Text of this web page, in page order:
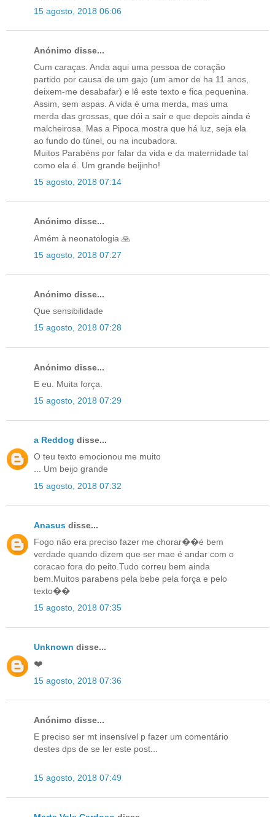
15 agosto, 2018 06:06
Anónimo disse...
Cum caraças. Anda aqui uma pessoa de coração
partido por causa de um gajo (um amor de ha 11 anos,
deixem-me desabafar) e lê este texto e fica pequenina.
Assim, sem aspas. A vida é uma merda, mas uma
merda das grossas, que dói a sair e que depois ainda é
malcheirosa. Mas a Pipoca mostra que há luz, seja ela
ao fundo do túnel, ou na incubadora.
Muitos Parabéns por falar da vida e da maternidade tal
como ela é. Um grande beijinho!
15 agosto, 2018 07:14
Anónimo disse...
Amém à neonatologia 🙏
15 agosto, 2018 07:27
Anónimo disse...
Que sensibilidade
15 agosto, 2018 07:28
Anónimo disse...
E eu. Muita força.
15 agosto, 2018 07:29
a Reddog disse...
O teu texto emocionou me muito
... Um beijo grande
15 agosto, 2018 07:32
Anasus disse...
Fogo não era preciso fazer me chorar��é bem
verdade quando dizem que ser mae é andar com o
coracao fora do peito.Tudo correu bem ainda
bem.Muitos parabens pela bebe pela força e pelo
texto��
15 agosto, 2018 07:35
Unknown disse...
❤️
15 agosto, 2018 07:36
Anónimo disse...
E preciso ser mt insensível p fazer um comentário
destes dps de se ler este post...
15 agosto, 2018 07:49